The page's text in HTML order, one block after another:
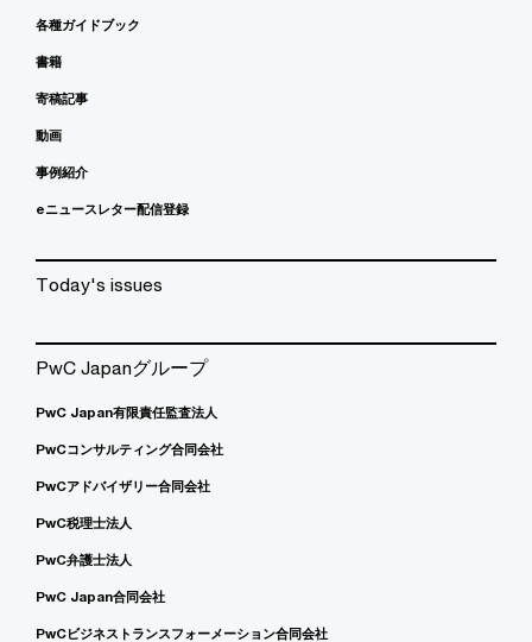
各種ガイドブック
書籍
寄稿記事
動画
事例紹介
eニュースレター配信登録
Today's issues
PwC Japanグループ
PwC Japan有限責任監査法人
PwCコンサルティング合同会社
PwCアドバイザリー合同会社
PwC税理士法人
PwC弁護士法人
PwC Japan合同会社
PwCビジネストランスフォーメーション合同会社